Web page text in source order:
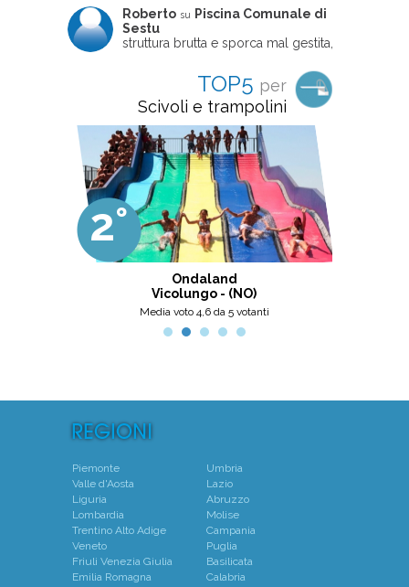
frequentata non magnificamente
pomeriggio trascorro cinque-sei ore
in questa magnifica piscina con i miei
due figli che sono letteralmente
piccola, un po' in vasca grande, negli
spazi riservati al nuoto libero,
giochiamo, nuotiamo e facciamo
apnea insieme (sono stato assistente
bagnanti ed istruttore di nuoto in
gioventù, ora lo faccio per loro
come papà). Si tratta di una struttura
molto accogliente, pulita, bella,
gestita da personale di grande
professionalità, umanità e cortesia.
Ottima scelta, nel pinerolese il
meglio, secondo me.
Roberto su
Piscina Comunale di
Sestu
struttura brutta e sporca mal gestita,
poco professionale. la sconsiglio a
tutti coloro che amano le cose fatte
seriamente poiché é tutto
improvvisato
TOP5 per
Scivoli e trampolini
2°
Ondaland
Vicolungo - (NO)
Media voto 4,6 da 5 votanti
Piemonte
Valle d'Aosta
Liguria
Lombardia
Trentino Alto Adige
Veneto
Friuli Venezia Giulia
Emilia Romagna
Umbria
Lazio
Abruzzo
Molise
Campania
Puglia
Basilicata
Calabria